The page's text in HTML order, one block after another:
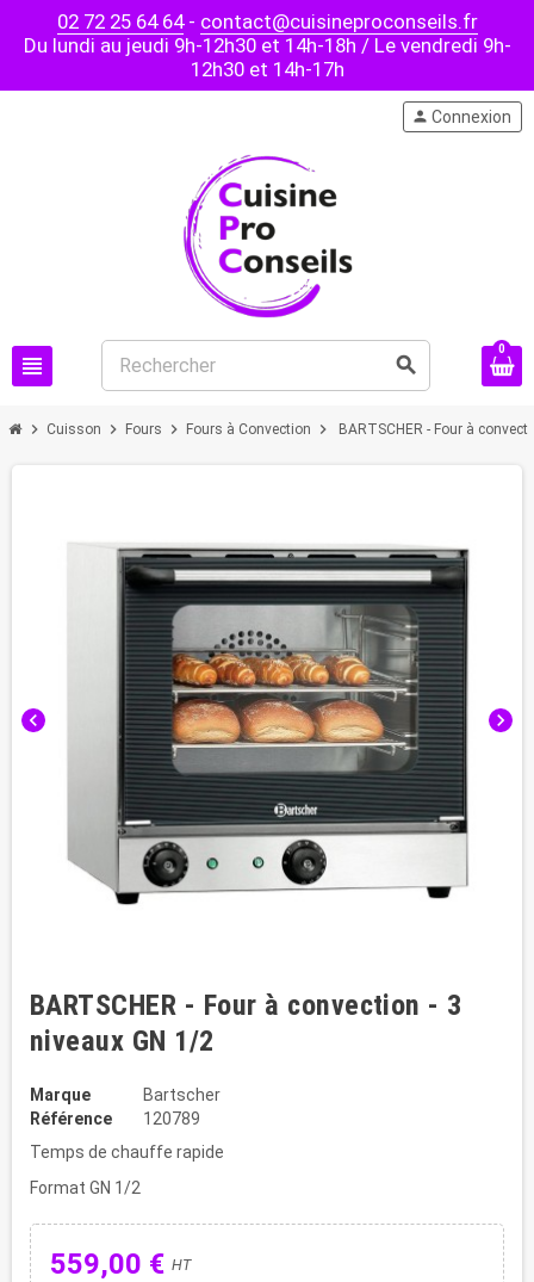
02 72 25 64 64- contact@cuisineproconseils.fr
Du lundi au jeudi 9h-12h30 et 14h-18h / Le vendredi 9h-
12h30 et 14h-17h
view_headline search
person Connexion
0
chevron_right Cuisson chevron_right Fours chevron_right Fours à Convection chevron_right BARTSCHER - Four à
chevron_left chevron_right
BARTSCHER - Four à convection - 3
niveaux GN 1/2
Marque
Bartscher
Référence
120789
Temps de chauffe rapide
Format GN 1/2
559,00 € HT